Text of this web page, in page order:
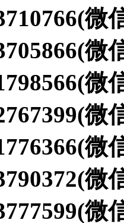
微
微
微
微
微
微
微